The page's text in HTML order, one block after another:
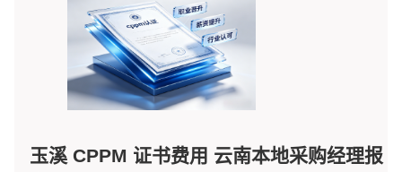
玉溪 CPPM 证书费用 云南本地采购经理报